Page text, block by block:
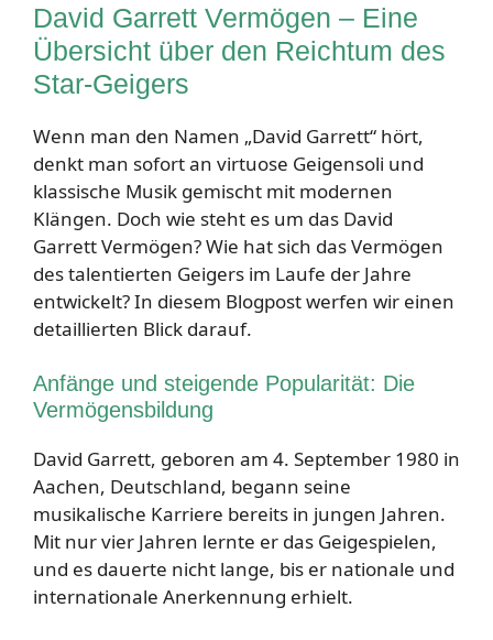
David Garrett Vermögen – Eine
Übersicht über den Reichtum des
Star-Geigers
Wenn man den Namen „David Garrett“ hört,
denkt man sofort an virtuose Geigensoli und
klassische Musik gemischt mit modernen
Klängen. Doch wie steht es um das David
Garrett Vermögen? Wie hat sich das Vermögen
des talentierten Geigers im Laufe der Jahre
entwickelt? In diesem Blogpost werfen wir einen
detaillierten Blick darauf.
Anfänge und steigende Popularität: Die
Vermögensbildung
David Garrett, geboren am 4. September 1980 in
Aachen, Deutschland, begann seine
musikalische Karriere bereits in jungen Jahren.
Mit nur vier Jahren lernte er das Geigespielen,
und es dauerte nicht lange, bis er nationale und
internationale Anerkennung erhielt.